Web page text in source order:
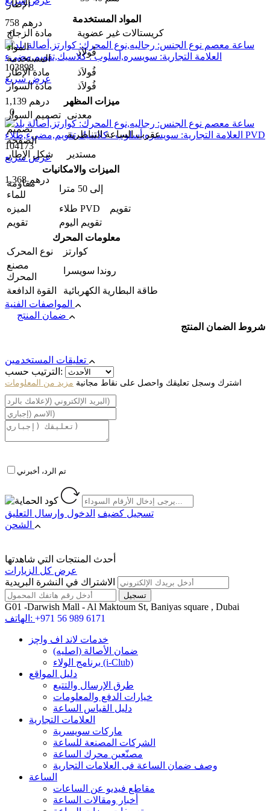
758 درهم
0
103898
عرض سريع
1,139 درهم
0
104173
عرض سريع
1,368 درهم
الإطار
المواد المستخدمة
مادة الزجاج
كريستالات غير عضوية
المواد
المستخدمة
فُولاَذ
مادة الإطار
فُولاَذ
مادة السوار
فُولاَذ
ميزات المظهر
تصمیم السوار
معدنی
تصميم
الصفحة
عقرب الساعة التناظرية
شكل الإطار
مستدير
الميزات والامکانیات
مقاومة
للماء
إلى 50 مترا
المیزه
طلاء PVD تقويم
تقويم
تقویم الیوم
معلومات المحرك
نوع المحرک
كوارتز
مصنع
المحرك
روندا سويسرا
القوة الدافعة
طاقة البطارية الكهربائية
شروط الضمان المنتج
الترتيب حسب:
اشترك وسجل تعليقك واحصل على نقاط مجانية مزيد من المعلومات
تم الرد، أخبرني
تسجيل كضيف الدخول وإرسال التعليق
أحدث المنتجات التي شاهدتها
عرض كل الزيارات
الاشتراك في النشرة البريدية
G01 -Darwish Mall - Al Maktoum St, Baniyas square , Dubai
الهاتف: +971 56 989 6171
خدمات لاند اف واچز
ضمان الأصالة (اصلیه)
برنامج الولاء (i-Club)
دليل المواقع
طرق الإرسال والتتبع
خيارات الدفع والمعلومات
دليل القياس الساعة
العلامات التجارية
ماركات سويسرية
الشركات المصنعة للساعة
مصنّعين محرك الساعة
وصف ضمان الساعة فی العلامات التجارية
الساعة
مقاطع فيديو عن الساعات
أخبار ومقالات الساعة